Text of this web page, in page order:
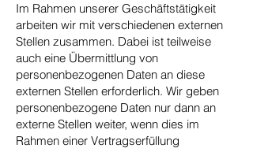
Im Rahmen unserer Geschäftstätigkeit
arbeiten wir mit verschiedenen externen
Stellen zusammen. Dabei ist teilweise
auch eine Übermittlung von
personenbezogenen Daten an diese
externen Stellen erforderlich. Wir geben
personenbezogene Daten nur dann an
externe Stellen weiter, wenn dies im
Rahmen einer Vertragserfüllung